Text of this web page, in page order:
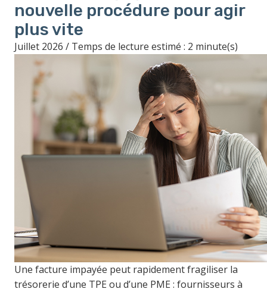
nouvelle procédure pour agir
plus vite
Juillet 2026 / Temps de lecture estimé : 2 minute(s)
Une facture impayée peut rapidement fragiliser la
trésorerie d’une TPE ou d’une PME : fournisseurs à